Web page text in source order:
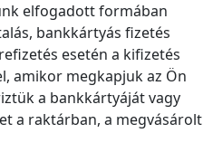
elfogadott formában
bankkártyás fizetés
esetén a kifizetés
amikor megkapjuk az Ön
a bankkártyáját vagy
a raktárban, a megvásárolt